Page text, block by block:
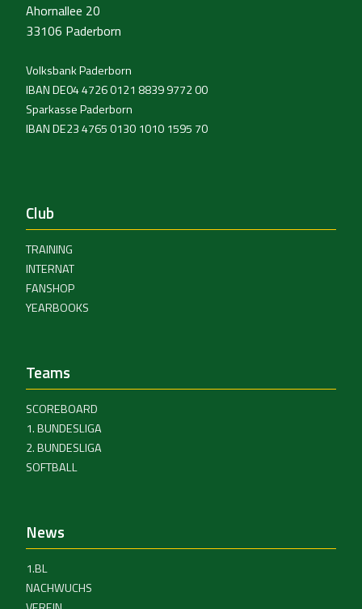
Ahornallee 20
33106 Paderborn
Volksbank Paderborn
IBAN DE04 4726 0121 8839 9772 00
Sparkasse Paderborn
IBAN DE23 4765 0130 1010 1595 70
Club
TRAINING
INTERNAT
FANSHOP
YEARBOOKS
Teams
SCOREBOARD
1. BUNDESLIGA
2. BUNDESLIGA
SOFTBALL
News
1.BL
NACHWUCHS